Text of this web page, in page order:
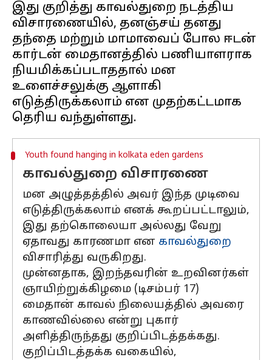
இது குறித்து காவல்துறை நடத்திய
விசாரணையில், தனஞ்சய் தனது
தந்தை மற்றும் மாமாவைப் போல ஈடன்
கார்டன் மைதானத்தில் பணியாளராக
நியமிக்கப்படாததால் மன
உளைச்சலுக்கு ஆளாகி
எடுத்திருக்கலாம் என முதற்கட்டமாக
Youth found hanging in kolkata eden gardens
காவல்துறை விசாரணை
மன அழுத்தத்தில் அவர் இந்த முடிவை
எடுத்திருக்கலாம் எனக் கூறப்பட்டாலும்,
இது தற்கொலையா அல்லது வேறு
ஏதாவது காரணமா என காவல்துறை
விசாரித்து வருகிறது.
முன்னதாக, இறந்தவரின் உறவினர்கள்
ஞாயிற்றுக்கிழமை (டிசம்பர் 17)
மைதான் காவல் நிலையத்தில் அவரை
காணவில்லை என்று புகார்
அளித்திருந்தது குறிப்பிடத்தக்கது.
குறிப்பிடத்தக்க வகையில்,